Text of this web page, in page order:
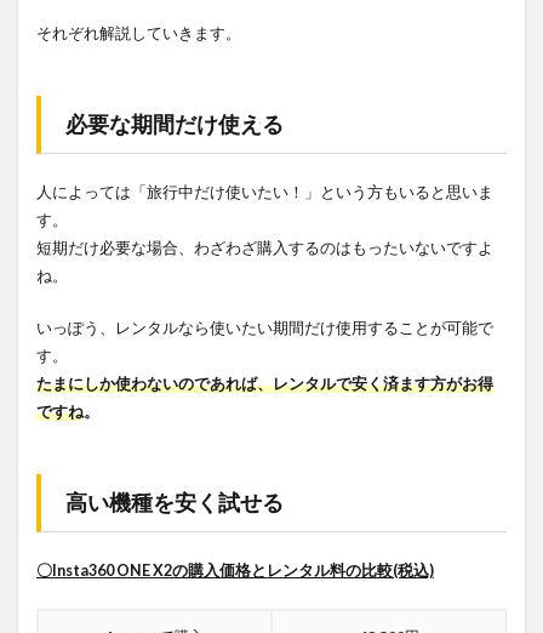
それぞれ解説していきます。
必要な期間だけ使える
人によっては「旅行中だけ使いたい！」という方もいると思いま
す。
短期だけ必要な場合、わざわざ購入するのはもったいないですよ
ね。
いっぽう、レンタルなら使いたい期間だけ使用することが可能で
す。
たまにしか使わないのであれば、レンタルで安く済ます方がお得
ですね。
高い機種を安く試せる
〇Insta360 ONE X2の購入価格とレンタル料の比較(税込)